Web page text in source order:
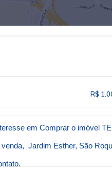
R$